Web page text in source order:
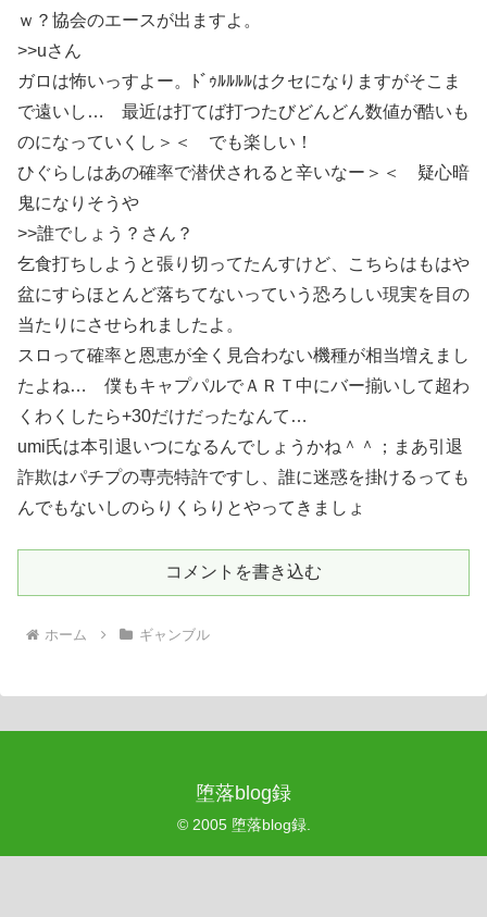
ｗ？協会のエースが出ますよ。
>>uさん
ガロは怖いっすよー。ﾄﾞｩﾙﾙﾙﾙはクセになりますがそこま
で遠いし… 最近は打てば打つたびどんどん数値が酷いも
のになっていくし＞＜ でも楽しい！
ひぐらしはあの確率で潜伏されると辛いなー＞＜ 疑心暗
鬼になりそうや
>>誰でしょう？さん？
乞食打ちしようと張り切ってたんすけど、こちらはもはや
盆にすらほとんど落ちてないっていう恐ろしい現実を目の
当たりにさせられましたよ。
スロって確率と恩恵が全く見合わない機種が相当増えまし
たよね… 僕もキャプパルでＡＲＴ中にバー揃いして超わ
くわくしたら+30だけだったなんて…
umi氏は本引退いつになるんでしょうかね＾＾；まあ引退
詐欺はパチプの専売特許ですし、誰に迷惑を掛けるっても
んでもないしのらりくらりとやってきましょ
コメントを書き込む
ホーム ギャンブル
堕落blog録
© 2005 堕落blog録.